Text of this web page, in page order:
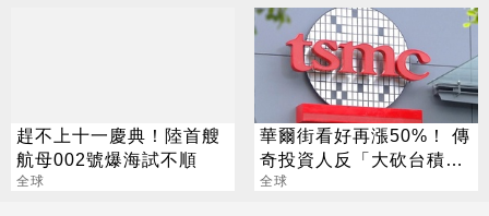
趕不上十一慶典！陸首艘
航母002號爆海試不順
全球
華爾街看好再漲50%！ 傳
奇投資人反「大砍台積
電」？ 外媒揭關鍵
全球